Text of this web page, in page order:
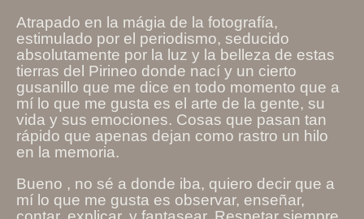
Atrapado en la mágia de la fotografía,
estimulado por el periodismo, seducido
absolutamente por la luz y la belleza de estas
tierras del Pirineo donde nací y un cierto
gusanillo que me dice en todo momento que a
mí lo que me gusta es el arte de la gente, su
vida y sus emociones. Cosas que pasan tan
rápido que apenas dejan como rastro un hilo
en la memoria.
Bueno , no sé a donde iba, quiero decir que a
mí lo que me gusta es observar, enseñar,